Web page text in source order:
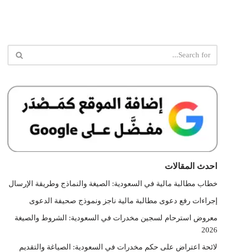
احدث المقالات
خطاب مطالبة مالية في السعودية: الصيغة والنماذج وطريقة الإرسال
إجراءات رفع دعوى مطالبة مالية ناجز ونموذج صحيفة الدعوى
معروض استرحام لسجين مخدرات في السعودية: الشروط والصيغة
2026
لائحة اعتراض على حكم مخدرات في السعودية: الصياغة والتقديم